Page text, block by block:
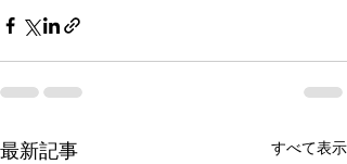
最新記事 すべて表示